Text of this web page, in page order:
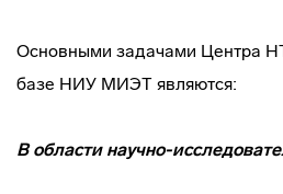
Основными задачами Центра
базе НИУ МИЭТ являются:
В области научно-